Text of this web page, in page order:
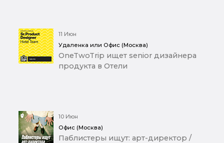
11 Июн
Удаленка или Офис (Москва)
OneTwoTrip ищет senior дизайнера
продукта в Отели
10 Июн
Офис (Москва)
Паблистеры ищут: арт-директор /